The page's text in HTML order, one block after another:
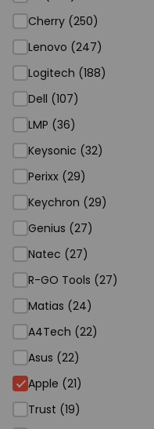
Cherry (250)
Lenovo (247)
Logitech (188)
Dell (107)
LMP (36)
Keysonic (32)
Perixx (29)
Keychron (29)
Genius (27)
Natec (27)
R-GO Tools (27)
Matias (24)
A4Tech (22)
Asus (22)
AppleApple (21)
Trust (19)